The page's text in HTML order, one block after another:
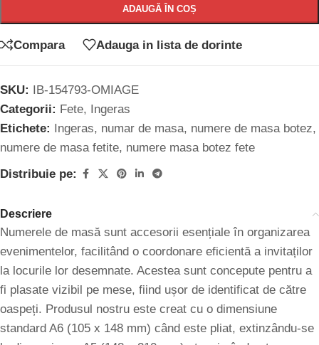
ADAUGĂ ÎN COȘ
Compara Adauga in lista de dorinte
SKU:
IB-154793-OMIAGE
Categorii: Fete,
Ingeras
Etichete:
Ingeras, numar de masa, numere de masa botez,
numere de masa fetite, numere masa botez fete
Distribuie pe:
Descriere
Numerele de masă sunt accesorii esențiale în organizarea
evenimentelor, facilitând o coordonare eficientă a invitaților
la locurile lor desemnate. Acestea sunt concepute pentru a
fi plasate vizibil pe mese, fiind ușor de identificat de către
oaspeți. Produsul nostru este creat cu o dimensiune
standard A6 (105 x 148 mm) când este pliat, extinzându-se